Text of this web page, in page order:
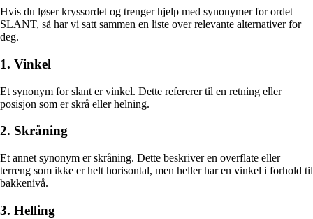
Hvis du løser kryssordet og trenger hjelp med synonymer for ordet
SLANT, så har vi satt sammen en liste over relevante alternativer for
deg.
1. Vinkel
Et synonym for slant er vinkel. Dette refererer til en retning eller
posisjon som er skrå eller helning.
2. Skråning
Et annet synonym er skråning. Dette beskriver en overflate eller
terreng som ikke er helt horisontal, men heller har en vinkel i forhold til
bakkenivå.
3. Helling